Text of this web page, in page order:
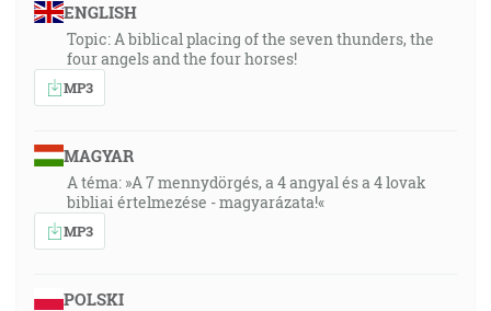
ENGLISH
Topic: A biblical placing of the seven thunders, the
four angels and the four horses!
MP3
MAGYAR
A téma: »A 7 mennydörgés, a 4 angyal és a 4 lovak
bibliai értelmezése - magyarázata!«
MP3
POLSKI